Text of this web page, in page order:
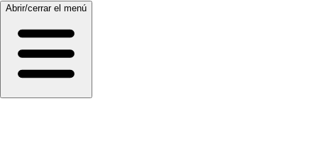
Abrir/cerrar el menú